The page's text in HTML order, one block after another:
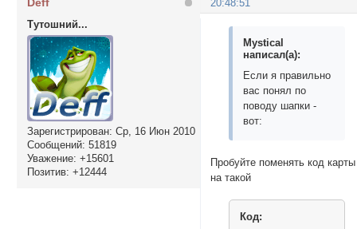
20:48:51
Тутошний...
Зарегистрирован: Ср, 16 Июн 2010
Сообщений: 51819
Уважение: +15601
Позитив: +12444
Mystical
написал(а):
Если я правильно
вас понял по
поводу шапки -
вот:
Пробуйте поменять код карты
на такой
Код: